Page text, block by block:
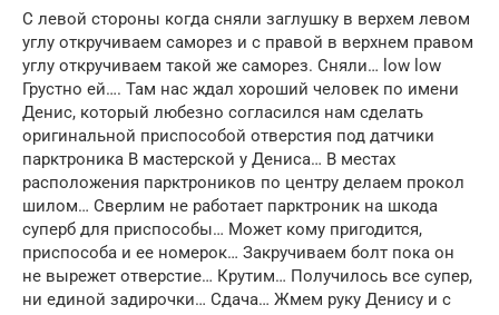
С левой стороны когда сняли заглушку в верхем левом
углу откручиваем саморез и с правой в верхнем правом
углу откручиваем такой же саморез. Сняли… low low
Грустно ей…. Там нас ждал хороший человек по имени
Денис, который любезно согласился нам сделать
оригинальной приспособой отверстия под датчики
парктроника В мастерской у Дениса… В местах
расположения парктроников по центру делаем прокол
шилом… Сверлим не работает парктроник на шкода
суперб для приспособы… Может кому пригодится,
приспособа и ее номерок… Закручиваем болт пока он
не вырежет отверстие… Крутим… Получилось все супер,
ни единой задирочки… Сдача… Жмем руку Денису и с